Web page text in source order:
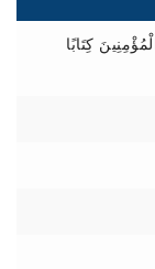
كِتَابًا